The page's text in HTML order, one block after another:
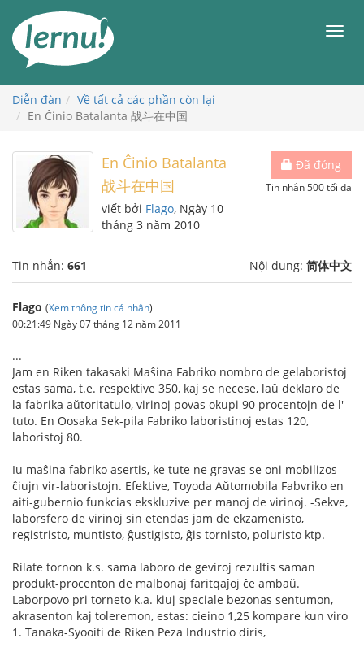
đến
phần
dung
Diễn đàn
Về tất cả các phần còn lại
En Ĉinio Batalanta 战斗在中国
Đã đóng
Tin nhắn 500 tối đa
En Ĉinio Batalanta
战斗在中国
viết bởi Flago, Ngày 10
tháng 3 năm 2010
Tin nhắn: 661 Nội dung: 简体中文
Flago (Xem thông tin cá nhân)
00:21:49 Ngày 07 tháng 12 năm 2011
...
Jam en Riken takasaki Maŝina Fabriko nombro de gelaboristoj
estas sama, t.e. respektive 350, kaj se necese, laŭ deklaro de
la fabrika aŭtoritatulo, virinoj povas okupi 90 procentojn de l'
tuto. En Oosaka Sek-pila Fabriko laboristinoj estas 120,
laboristoj 80.
Iu maŝina fabriko asertis, ke tute ne gravas se oni mobilizos
ĉiujn vir-laboristojn. Efektive, Toyoda Aŭtomobila Fabvriko en
aiti-gubernio funkcias ekskluzive per manoj de virinoj. -Sekve,
laborsfero de virinoj sin etendas jam de ekzamenisto,
registristo, muntisto, ĝustigisto, ĝis tornisto, poluristo ktp.
Rilate tornon k.s. sama laboro de geviroj rezultis saman
produkt-procenton de malbonaj faritqaĵoj ĉe ambaŭ.
Laborpovo pri torneto k.a. kiuj speciale bezonas sentumon,
akrasenton kaj toleremon, estas: cieino 1,25 kompare kun viro
1. Tanaka-Syooiti de Riken Peza Industrio diris,